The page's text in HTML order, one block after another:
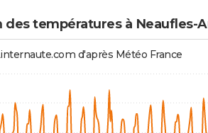
des températures à Neaufles-
d'après Météo France